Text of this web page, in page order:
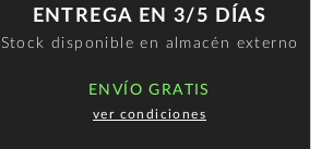
ENTREGA EN 3/5 DÍAS
Stock disponible en almacén externo
ENVÍO GRATIS
ver condiciones